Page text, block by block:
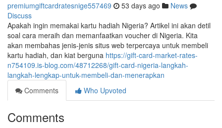
premiumgiftcardratesnige557469 53 days ago
News
Discuss
Apakah ingin memakai kartu hadiah Nigeria? Artikel ini akan detil
soal cara meraih dan memanfaatkan voucher di Nigeria. Kita
akan membahas jenis-jenis situs web terpercaya untuk membeli
kartu hadiah, dan kiat berguna https://gift-card-market-rates-
n754109.is-blog.com/48712268/gift-card-nigeria-langkah-
langkah-lengkap-untuk-membeli-dan-menerapkan
Comments
Who Upvoted
Comments